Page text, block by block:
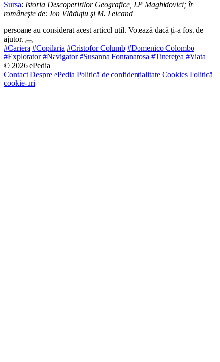
Sursa: Istoria Descoperirilor Geografice, I.P Maghidovici; în
româneşte de: Ion Vlăduţiu şi M. Leicand
persoane au considerat acest articol util. Votează dacă ți-a fost de
ajutor.
#Cariera #Copilaria #Cristofor Columb #Domenico Colombo
#Explorator #Navigator #Susanna Fontanarosa #Tinereţea #Viata
© 2026 ePedia
Contact Despre ePedia Politică de confidențialitate Cookies Politică
cookie-uri